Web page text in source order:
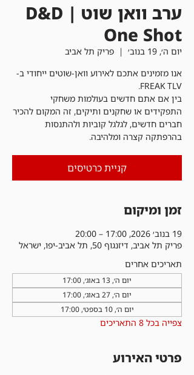
ערב וואן שוט | D&D
One Shot
יום ה׳, 19 בנוב׳
  |
פריק תל אביב
אנו מזמינים אתכם לאירוע וואן-שוטים ייחודי ב-
בין אם אתם חדשים בעולמות משחקי
התפקידים או שחקנים ותיקים, זה המקום להכיר
חברים חדשים, לגלגל קוביות ולהתנסות
בהרפתקה קצרה ומלהיבה.
קניית כרטיסים
זמן ומיקום
19 בנוב׳ 2026, 17:00 – 20:00
פריק תל אביב, דיזנגוף 50, תל אביב-יפו, ישראל
תאריכים אחרים
יום ה׳, 13 באוג׳, 17:00
יום ה׳, 27 באוג׳, 17:00
יום ה׳, 10 בספט׳, 17:00
צפייה בכל 8 התאריכים
פרטי האירוע